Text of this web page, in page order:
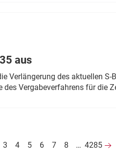
aus
Verlängerung des aktuellen
Vergabeverfahrens für die
3 4 5 6 7 8 … 4285